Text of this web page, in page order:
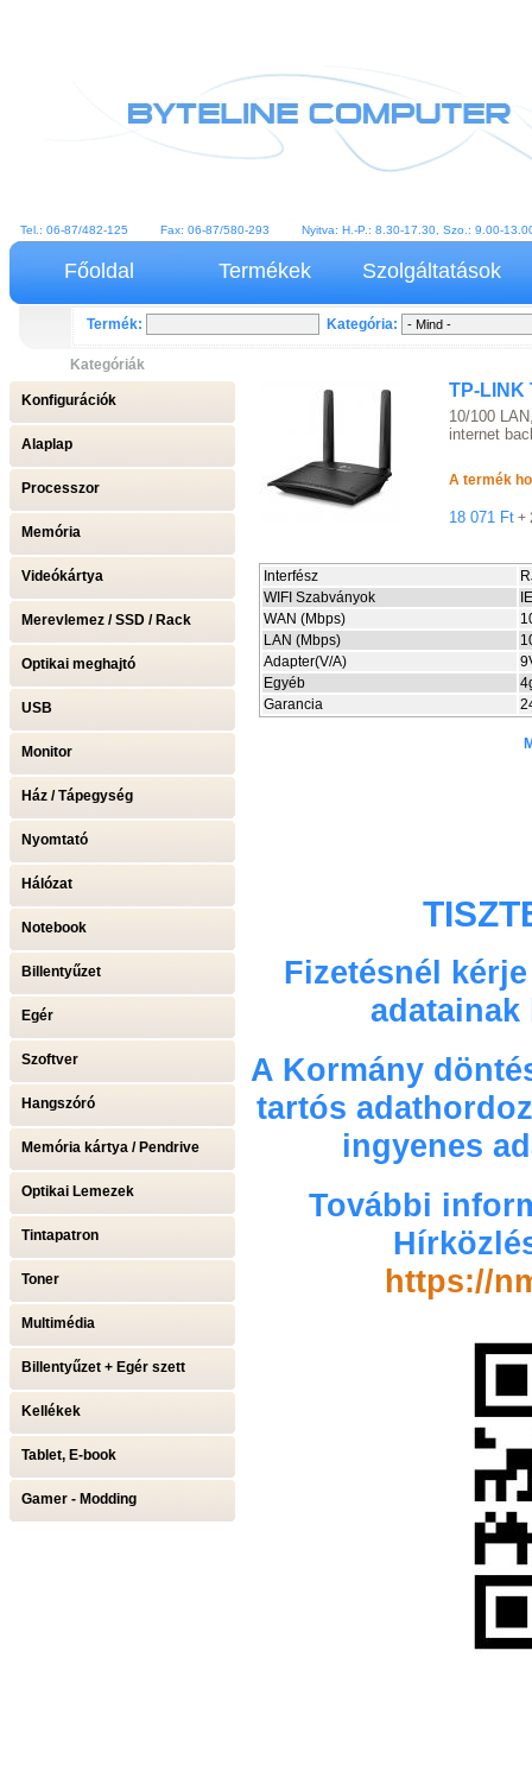
Tel.: 06-87/482-125 Fax: 06-87/580-293 Nyitva: H.-P.: 8.30-17.30, Szo.: 9.00-
Főoldal Termékek Szolgáltatások
Termék: Kategória:
Kategóriák
Konfigurációk
Alaplap
Processzor
Memória
Videókártya
Merevlemez / SSD / Rack
Optikai meghajtó
USB
Monitor
Ház / Tápegység
Nyomtató
Hálózat
Notebook
Billentyűzet
Egér
Szoftver
Hangszóró
Memória kártya / Pendrive
Optikai Lemezek
Tintapatron
Toner
Multimédia
Billentyűzet + Egér szett
Kellékek
Tablet, E-book
Gamer - Modding
TP-LINK
10/100
internet
A termék
18 071 Ft +
Interfész
WIFI Szabványok
WAN (Mbps)
LAN (Mbps)
Adapter(V/A)
Egyéb
Garancia
Fizetésnél
adatainak
A Kormány
tartós
ingyenes
További
https://